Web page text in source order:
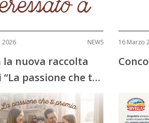
a
2026 NEWS
la nuova raccolta
passione che ti
16 Marzo